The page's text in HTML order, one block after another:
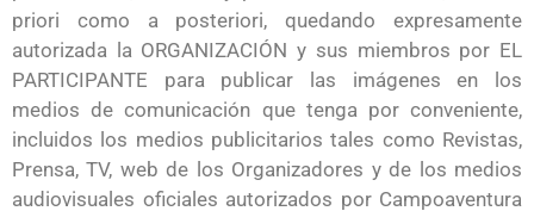
priori como a posteriori, quedando expresamente
autorizada la ORGANIZACIÓN y sus miembros por EL
PARTICIPANTE para publicar las imágenes en los
medios de comunicación que tenga por conveniente,
incluidos los medios publicitarios tales como Revistas,
Prensa, TV, web de los Organizadores y de los medios
audiovisuales oficiales autorizados por Campoaventura